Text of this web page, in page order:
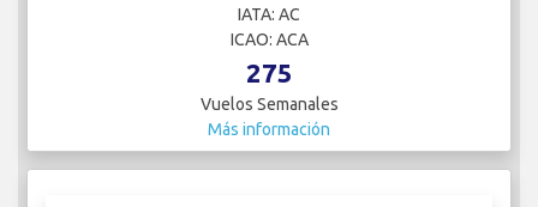
IATA: AC
ICAO: ACA
275
Vuelos Semanales
Más información